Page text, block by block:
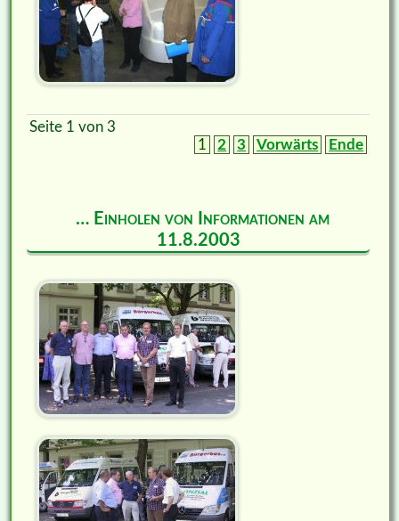
Seite 1 von 3
1
2 3 Vorwärts Ende
… Einholen von Informationen am
11.8.2003